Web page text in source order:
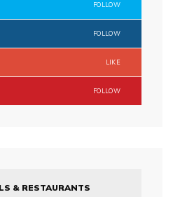
FOLLOW
FOLLOW
LIKE
FOLLOW
& RESTAURANTS